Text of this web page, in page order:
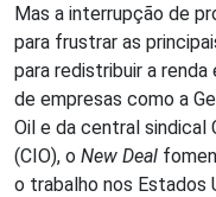
Mas a interrupção de
para frustrar as
para redistribuir a renda
de empresas como a
Oil e da central sindical
(CIO), o New Deal
o trabalho nos Estados